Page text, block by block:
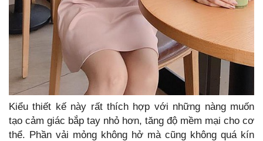
Kiểu thiết kế này rất thích hợp với những nàng muốn
tạo cảm giác bắp tay nhỏ hơn, tăng độ mềm mại cho cơ
thể. Phần vải mỏng không hở mà cũng không quá kín